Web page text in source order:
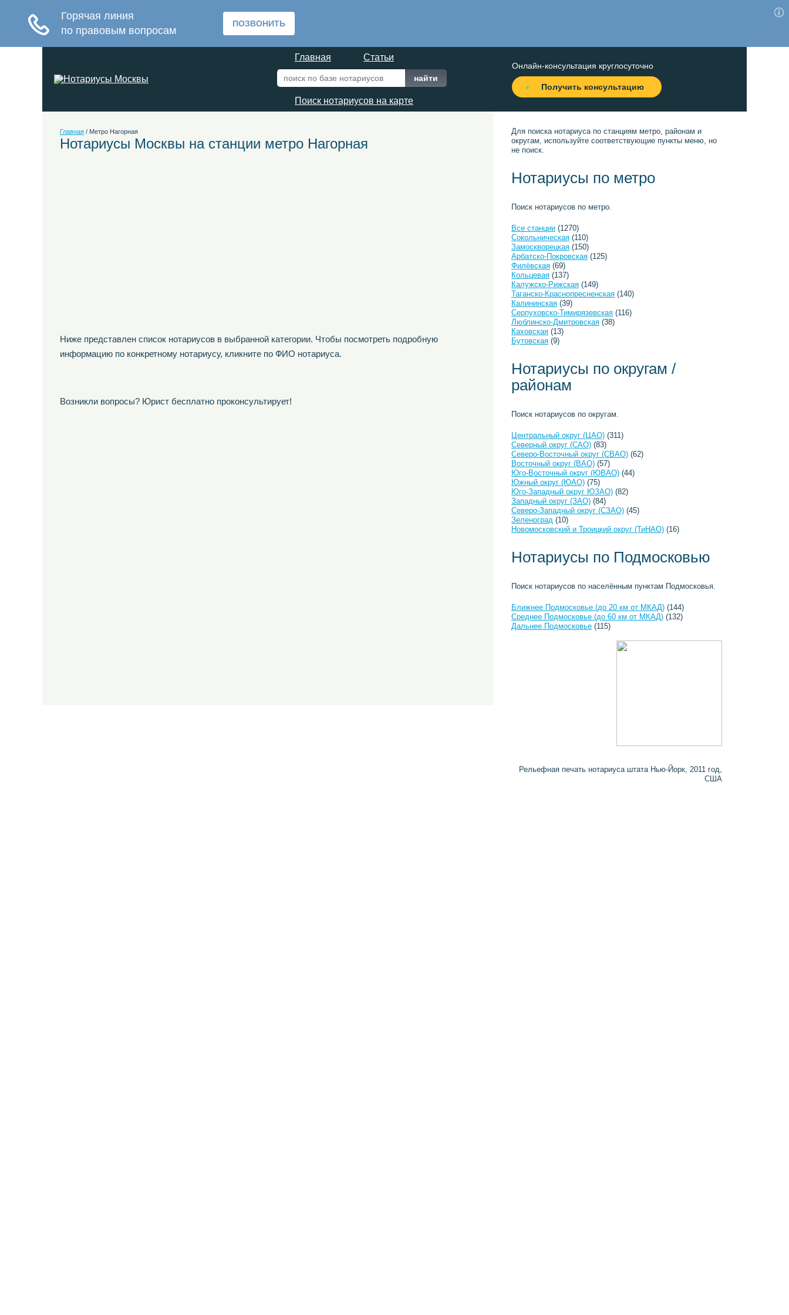
Главная Статьи
Поиск нотариусов на карте
Онлайн-консультация круглосуточно
Получить консультацию
Главная / Метро Нагорная
Нотариусы Москвы на станции метро Нагорная
Ниже представлен список нотариусов в выбранной категории. Чтобы посмотреть подробную
информацию по конкретному нотариусу, кликните по ФИО нотариуса.
Возникли вопросы? Юрист бесплатно проконсультирует!
Для поиска нотариуса по станциям метро, районам и
округам, используйте соответствующие пункты меню, но
не поиск.
Нотариусы по метро
Поиск нотариусов по метро.
Все станции (1270)
Сокольническая (110)
Замоскворецкая (150)
Арбатско-Покровская (125)
Филёвская (69)
Кольцевая (137)
Калужско-Рижская (149)
Таганско-Краснопресненская (140)
Калининская (39)
Серпуховско-Тимирязевская (116)
Люблинско-Дмитровская (38)
Каховская (13)
Бутовская (9)
Нотариусы по округам /
районам
Поиск нотариусов по округам.
Центральный округ (ЦАО) (311)
Северный округ (САО) (83)
Северо-Восточный округ (СВАО) (62)
Восточный округ (ВАО) (57)
Юго-Восточный округ (ЮВАО) (44)
Южный округ (ЮАО) (75)
Юго-Западный округ ЮЗАО) (82)
Западный округ (ЗАО) (84)
Северо-Западный округ (СЗАО) (45)
Зеленоград (10)
Новомосковский и Троицкий округ (ТиНАО) (16)
Нотариусы по Подмосковью
Поиск нотариусов по населённым пунктам Подмосковья.
Ближнее Подмосковье (до 20 км от МКАД) (144)
Среднее Подмосковье (до 60 км от МКАД) (132)
Дальнее Подмосковье (115)
Рельефная печать нотариуса штата Нью-Йорк, 2011 год,
США